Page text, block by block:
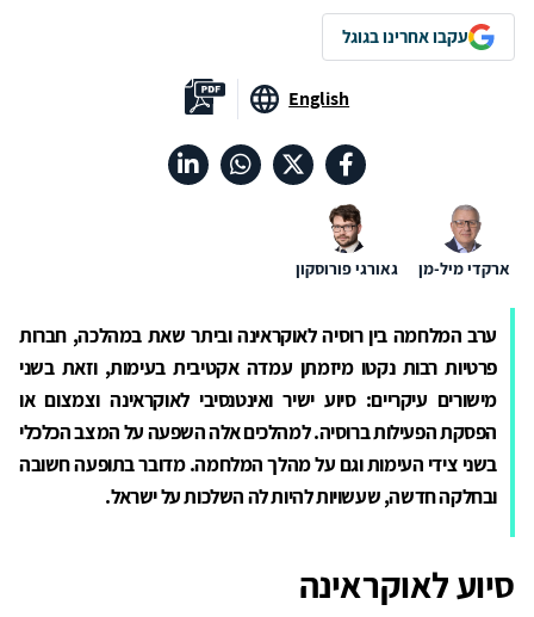
עקבו אחרינו בגוגל
English
ארקדי מיל-מן גאורגי פורוסקון
ערב המלחמה בין רוסיה לאוקראינה וביתר שאת במהלכה, חברות
פרטיות רבות נקטו מיזמתן עמדה אקטיבית בעימות, וזאת בשני
מישורים עיקריים: סיוע ישיר ואינטנסיבי לאוקראינה וצמצום או
הפסקת הפעילות ברוסיה. למהלכים אלה השפעה על המצב הכלכלי
בשני צידי העימות וגם על מהלך המלחמה. מדובר בתופעה חשובה
ובחלקה חדשה, שעשויות להיות לה השלכות על ישראל.
סיוע לאוקראינה